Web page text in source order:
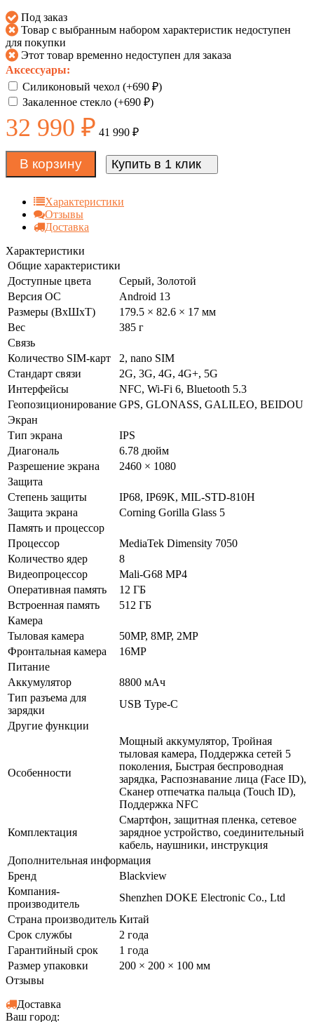
Под заказ
Товар с выбранным набором характеристик недоступен
для покупки
Этот товар временно недоступен для заказа
Аксессуары:
Силиконовый чехол (+690 ₽)
Закаленное стекло (+690 ₽)
32 990 ₽ 41 990 ₽
В корзину Купить в 1 клик
Характеристики
Отзывы
Доставка
Характеристики
Общие характеристики
Доступные цвета
Серый, Золотой
Версия ОС
Android 13
Размеры (ВxШxТ)
179.5 × 82.6 × 17 мм
Вес
385 г
Связь
Количество SIM-карт
2, nano SIM
Стандарт связи
2G, 3G, 4G, 4G+, 5G
Интерфейсы
NFC, Wi-Fi 6, Bluetooth 5.3
Геопозиционирование GPS, GLONASS, GALILEO, BEIDOU
Экран
Тип экрана
IPS
Диагональ
6.78 дюйм
Разрешение экрана
2460 × 1080
Защита
Степень защиты
IP68, IP69K, MIL-STD-810H
Защита экрана
Corning Gorilla Glass 5
Память и процессор
Процессор
MediaTek Dimensity 7050
Количество ядер
8
Видеопроцессор
Mali-G68 MP4
Оперативная память
12 ГБ
Встроенная память
512 ГБ
Камера
Тыловая камера
50MP, 8MP, 2MP
Фронтальная камера
16MP
Питание
Аккумулятор
8800 мАч
Тип разъема для
зарядки
USB Type-C
Другие функции
Особенности
Мощный аккумулятор, Тройная
тыловая камера, Поддержка сетей 5
поколения, Быстрая беспроводная
зарядка, Распознавание лица (Face ID),
Сканер отпечатка пальца (Touch ID),
Поддержка NFC
Комплектация
Смартфон, защитная пленка, сетевое
зарядное устройство, соединительный
кабель, наушники, инструкция
Дополнительная информация
Бренд
Blackview
Компания-
производитель
Shenzhen DOKE Electronic Co., Ltd
Страна производитель Китай
Срок службы
2 года
Гарантийный срок
1 года
Размер упаковки
200 × 200 × 100 мм
Отзывы
Доставка
Ваш город: